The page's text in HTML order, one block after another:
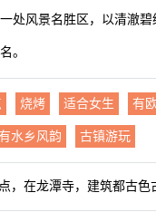
处风景名胜区，以清澈
。
烧烤 适合女生 有
水乡风韵 古镇游玩
，在龙潭寺，建筑都古色